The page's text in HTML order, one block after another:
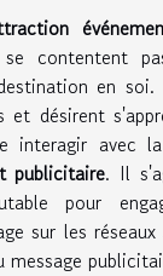
se contentent
en
et désirent
interagir avec
publicitaire. Il
pour
sur les
message